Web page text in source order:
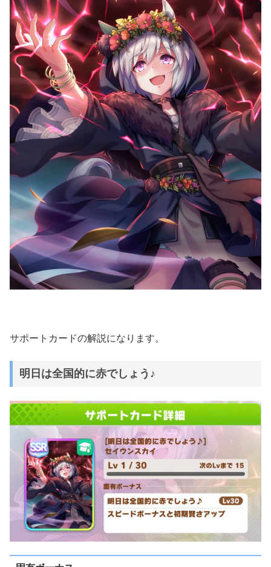
サポートカードの解説になります。
明日は全国的に赤でしょう♪